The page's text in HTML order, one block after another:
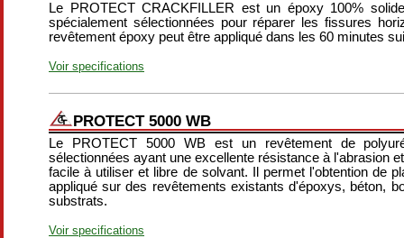
Le PROTECT CRACKFILLER est un époxy 100%
spécialement sélectionnées pour réparer les fissures
revêtement époxy peut être appliqué dans les 60 minutes
Voir specifications
PROTECT 5000 WB
Le PROTECT 5000 WB est un revêtement de
sélectionnées ayant une excellente résistance à l'abrasion
facile à utiliser et libre de solvant. Il permet l'obtention de
appliqué sur des revêtements existants d'époxys, béton,
substrats.
Voir specifications